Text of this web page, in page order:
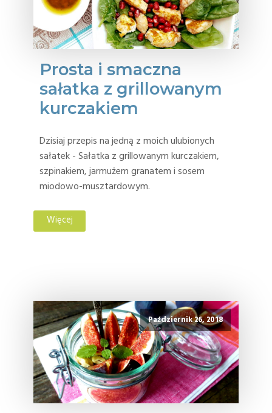
Prosta i smaczna
sałatka z grillowanym
kurczakiem
Dzisiaj przepis na jedną z moich ulubionych
sałatek - Sałatka z grillowanym kurczakiem,
szpinakiem, jarmużem granatem i sosem
miodowo-musztardowym.
Więcej
Październik 26, 2018